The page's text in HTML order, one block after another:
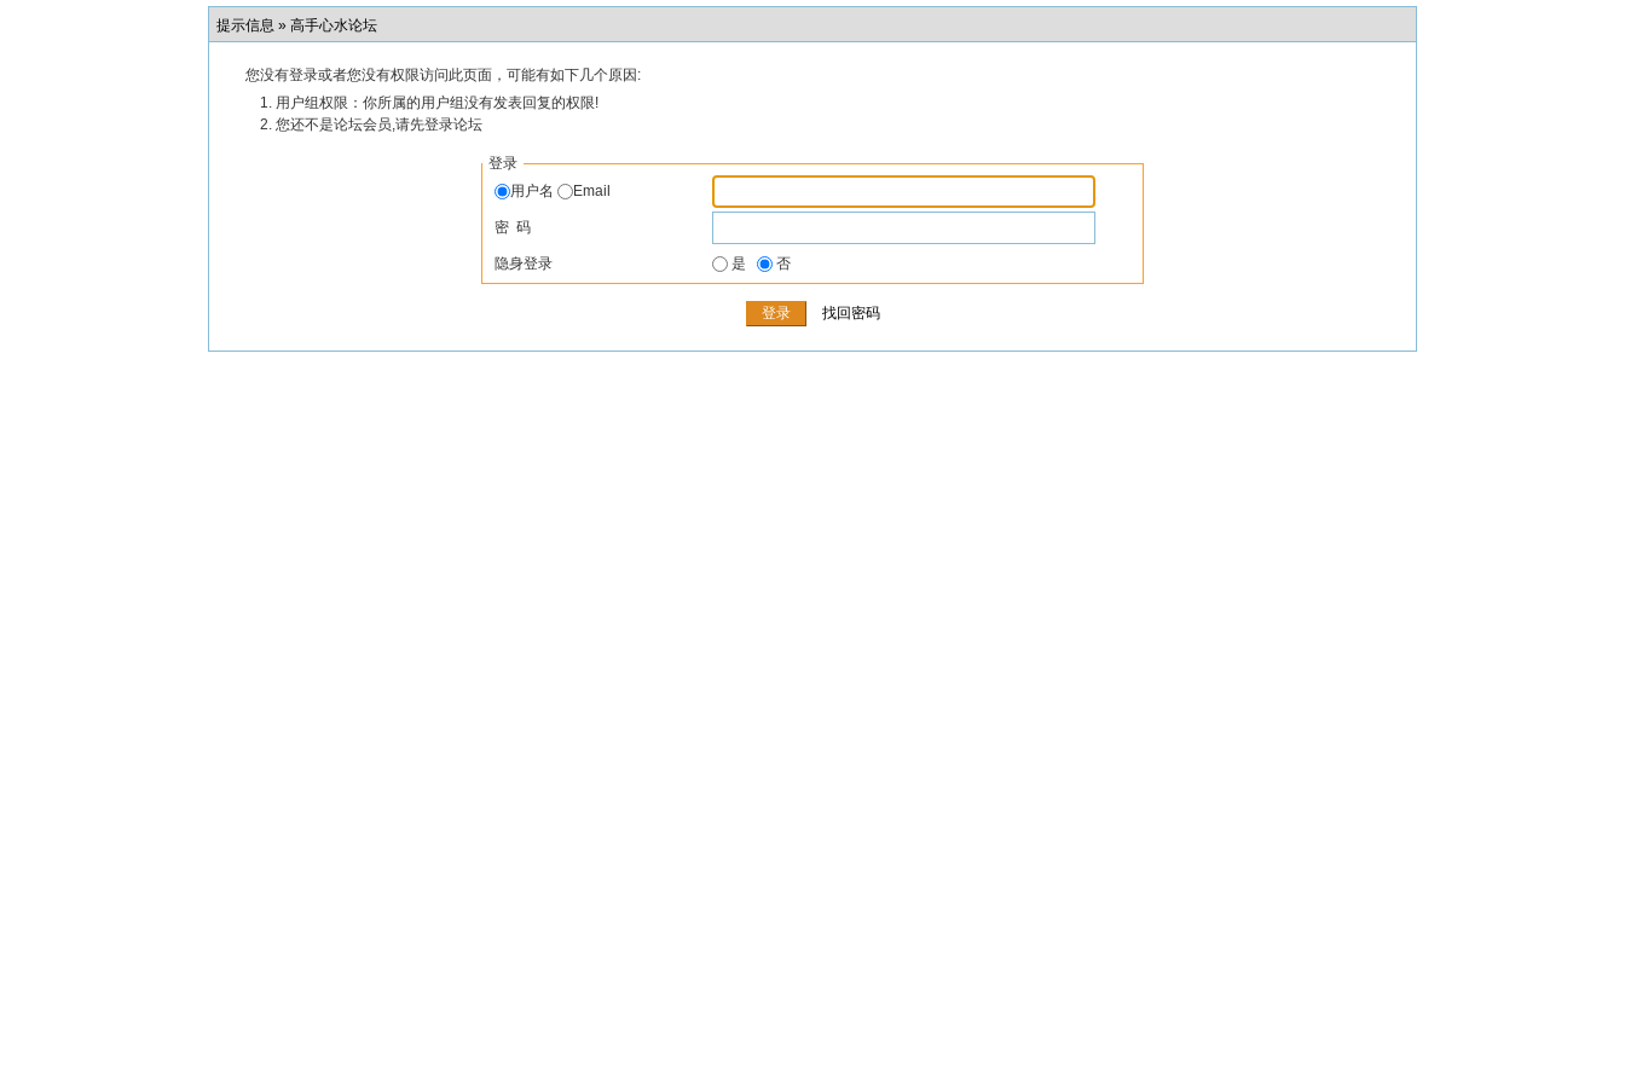
提示信息 » 高手心水论坛
您没有登录或者您没有权限访问此页面，可能有如下几个原因:
用户组权限：你所属的用户组没有发表回复的权限!
您还不是论坛会员,请先登录论坛
登录
用户名
Email
密 码
隐身登录 是 否
找回密码